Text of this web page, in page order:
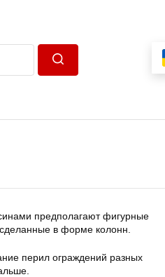
предполагают фигурные
в форме колонн.
перил ограждений разных